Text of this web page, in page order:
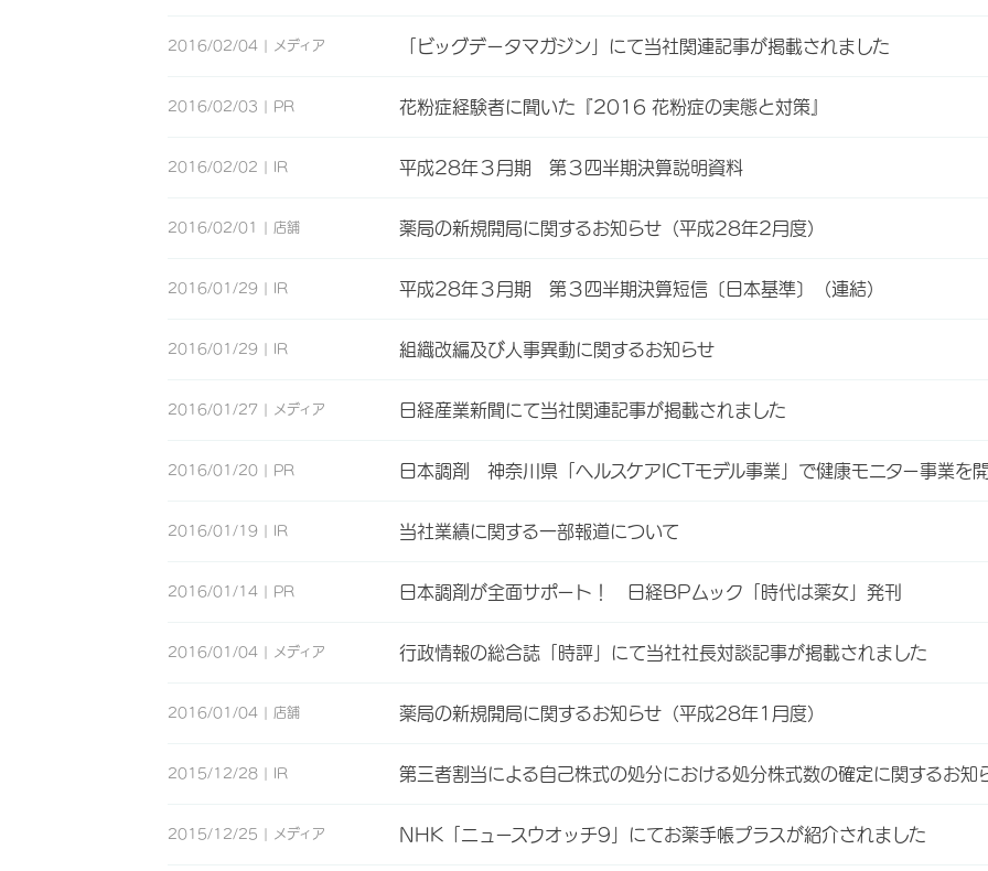
2016/02/04 メディア 「ビッグデータマガジン」にて当社関連記事が掲載されました
2016/02/03 PR 花粉症経験者に聞いた『2016 花粉症の実態と対策』
2016/02/02 IR 平成28年３月期 第３四半期決算説明資料
2016/02/01 店舗 薬局の新規開局に関するお知らせ（平成28年2月度）
2016/01/29 IR 平成28年３月期 第３四半期決算短信〔日本基準〕（連結）
2016/01/29 IR 組織改編及び人事異動に関するお知らせ
2016/01/27 メディア 日経産業新聞にて当社関連記事が掲載されました
2016/01/20 PR 日本調剤 神奈川県「ヘルスケアICTモデル事業」で健康モニター事業を
2016/01/19 IR 当社業績に関する一部報道について
2016/01/14 PR 日本調剤が全面サポート！ 日経BPムック「時代は薬女」発刊
2016/01/04 メディア 行政情報の総合誌「時評」にて当社社長対談記事が掲載されました
2016/01/04 店舗 薬局の新規開局に関するお知らせ（平成28年1月度）
2015/12/28 IR 第三者割当による自己株式の処分における処分株式数の確定に関するお知
2015/12/25 メディア NHK「ニュースウオッチ9」にてお薬手帳プラスが紹介されました